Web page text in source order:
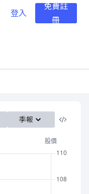
登入
免費註
冊
季報